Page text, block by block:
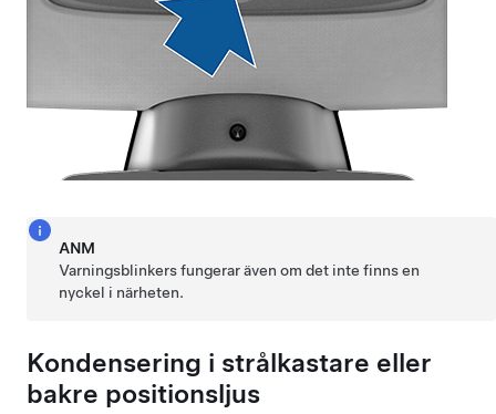
ANM
Varningsblinkers fungerar även om det inte finns en
nyckel i närheten.
Kondensering i strålkastare eller
bakre positionsljus